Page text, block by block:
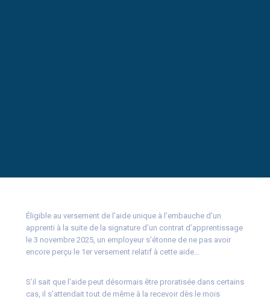
Éligible au versement de l’aide unique à l’embauche d’un
apprenti à la suite de la signature d’un contrat d’apprentissage
le 3 novembre 2025, un employeur s’étonne de ne pas avoir
encore perçu le 1er versement relatif à cette aide…
S’il sait que l’aide peut désormais être proratisée dans certains
cas, il s’attendait tout de même à la recevoir dès le mois